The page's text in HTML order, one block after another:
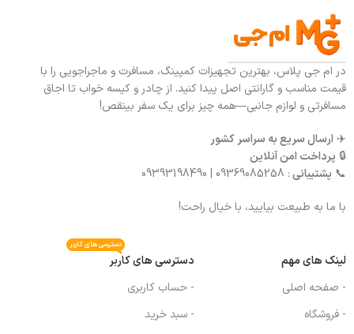
در ام جی پلاس، بهترین تجهیزات کمپینگ، مسافرت و ماجراجویی را با
قیمت مناسب و گارانتی اصل پیدا کنید. از چادر و کیسه خواب تا اجاق
مسافرتی و لوازم جانبی—همه چیز برای یک سفر بینقص!
✈️ ارسال سریع به سراسر کشور
🔒 پرداخت امن آنلاین
📞 پشتیبانی: 09369085258 | 09393198490
با ما به طبیعت بیایید، با خیال راحت!
لینک های مهم
- صفحه اصلی
- فروشگاه
دسترسی های کاربر
دسترسی های کاربر
- حساب کاربری
- سبد خرید